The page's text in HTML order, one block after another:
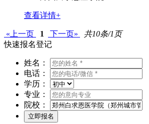
查看详情+
«上一页 1 下一页»
共10条/1页
快速报名登记
姓名：
电话：
学历：
专业：
院校：